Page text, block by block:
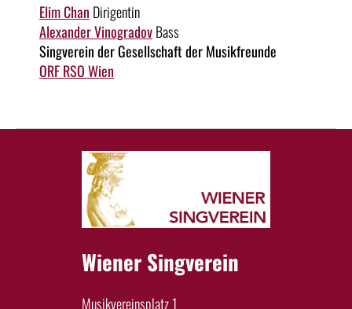
Elim Chan Dirigentin
Alexander VinogradovBass
Singverein der Gesellschaft der Musikfreunde
ORF RSO Wien
Wiener Singverein
Musikvereinsplatz 1